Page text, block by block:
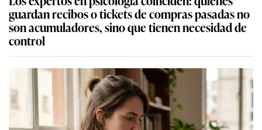
guardan recibos o tickets de compras pasadas no
son acumuladores, sino que tienen necesidad de
control